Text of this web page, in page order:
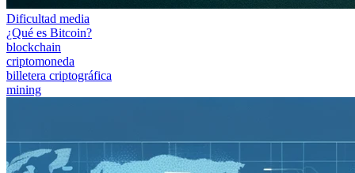
Dificultad media
¿Qué es Bitcoin?
blockchain
criptomoneda
billetera criptográfica
mining